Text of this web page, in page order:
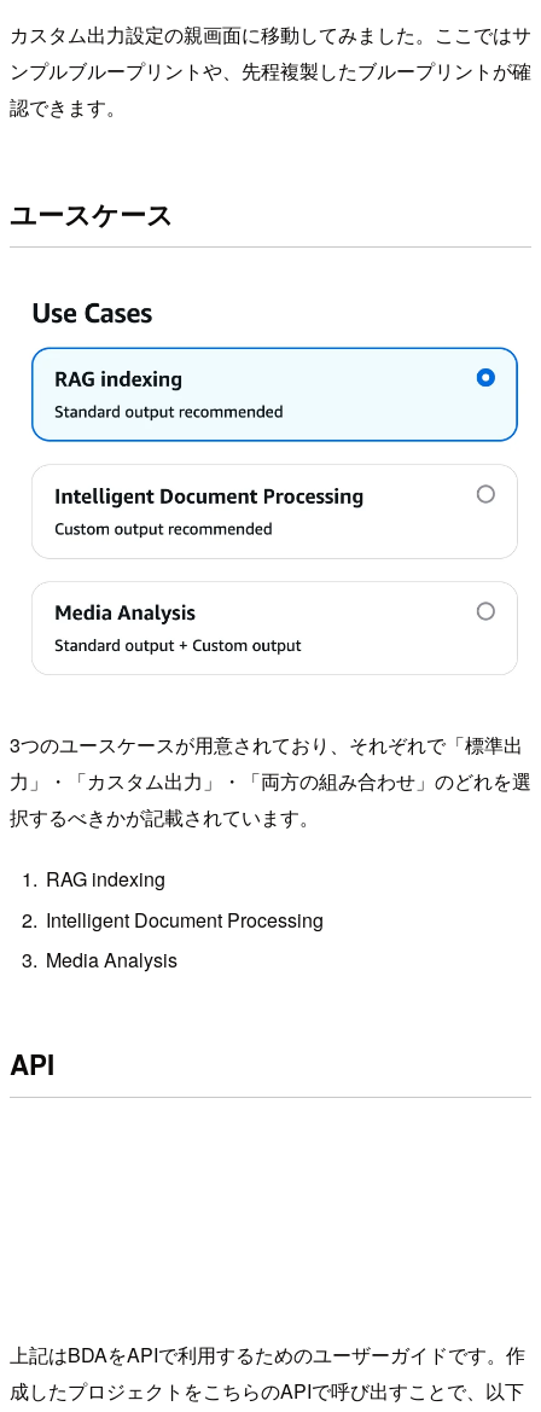
カスタム出力設定の親画面に移動してみました。ここではサ
ンプルブループリントや、先程複製したブループリントが確
認できます。
ユースケース
3つのユースケースが用意されており、それぞれで「標準出
力」・「カスタム出力」・「両方の組み合わせ」のどれを選
択するべきかが記載されています。
RAG indexing
Intelligent Document Processing
Media Analysis
API
上記はBDAをAPIで利用するためのユーザーガイドです。作
成したプロジェクトをこちらのAPIで呼び出すことで、以下